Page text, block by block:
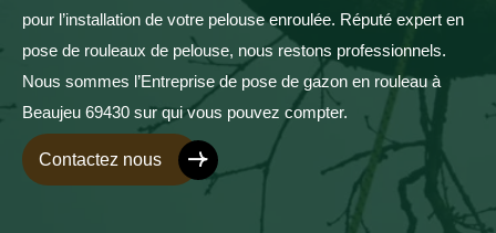
pour l’installation de votre pelouse enroulée. Réputé expert en
pose de rouleaux de pelouse, nous restons professionnels.
Nous sommes l’Entreprise de pose de gazon en rouleau à
Beaujeu 69430 sur qui vous pouvez compter.
Contactez nous